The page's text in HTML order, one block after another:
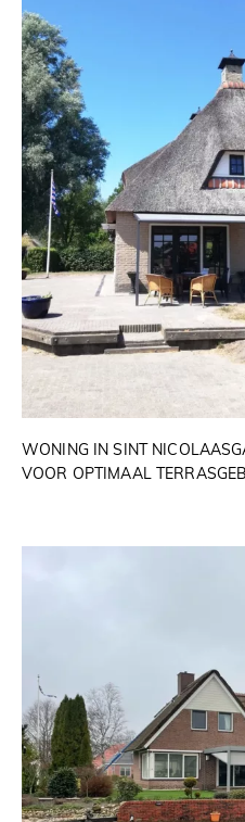
WONING IN SINT
VOOR OPTIMAAL